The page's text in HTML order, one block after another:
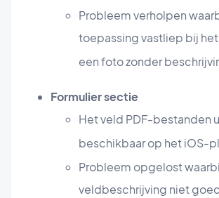
Probleem verholpen
toepassing vastliep bij
een foto zonder
Formulier sectie
Het veld PDF-bestanden
beschikbaar op het iOS-
Probleem opgelost
veldbeschrijving niet